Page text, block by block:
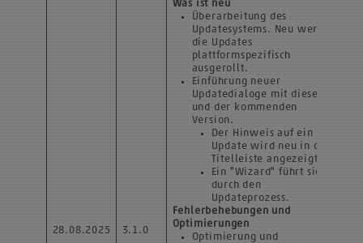
28.08.2025 3.1.0
Was ist neu
Überarbeitung des
Updatesystems. Neu werden
die Updates
plattformspezifisch
ausgerollt.
Einführung neuer
Updatedialoge mit dieser
und der kommenden
Version.
Der Hinweis auf ein
Update wird neu in der
Titelleiste angezeigt.
Ein "Wizard" führt sie
durch den
Updateprozess.
Fehlerbehebungen und
Optimierungen
Optimierung und